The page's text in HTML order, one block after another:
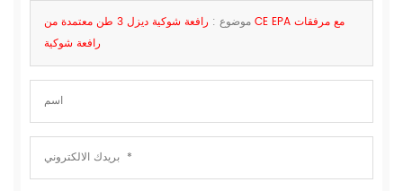
موضوع :
رافعة شوكية ديزل 3 طن معتمدة من CE EPA مع مرفقات
رافعة شوكية